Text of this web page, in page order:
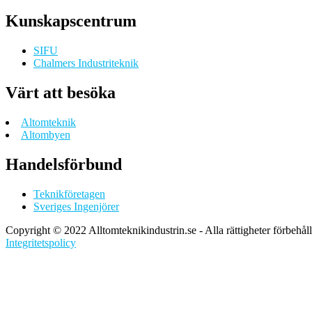
Kunskapscentrum
SIFU
Chalmers Industriteknik
Värt att besöka
Altomteknik
Altombyen
Handelsförbund
Teknikföretagen
Sveriges Ingenjörer
Copyright © 2022 Alltomteknikindustrin.se - Alla rättigheter
Integritetspolicy